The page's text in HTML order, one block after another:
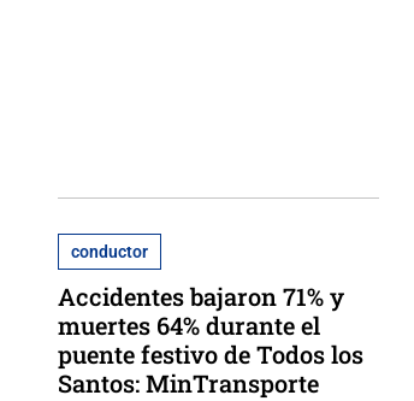
conductor
Accidentes bajaron 71% y
muertes 64% durante el
puente festivo de Todos los
Santos: MinTransporte